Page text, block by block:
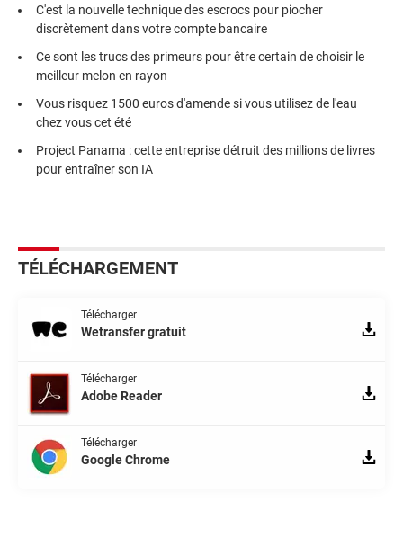
C'est la nouvelle technique des escrocs pour piocher
discrètement dans votre compte bancaire
Ce sont les trucs des primeurs pour être certain de choisir le
meilleur melon en rayon
Vous risquez 1500 euros d'amende si vous utilisez de l'eau
chez vous cet été
Project Panama : cette entreprise détruit des millions de livres
pour entraîner son IA
TÉLÉCHARGEMENT
Télécharger
Wetransfer gratuit
Télécharger
Adobe Reader
Télécharger
Google Chrome